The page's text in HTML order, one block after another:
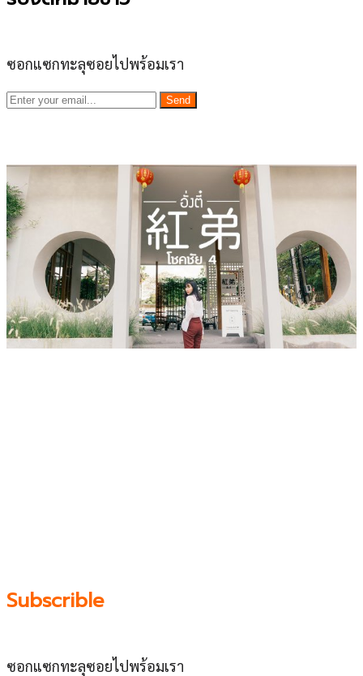
ซอกแซกทะลุซอยไปพร้อมเรา
Send
Subscrible
ซอกแซกทะลุซอยไปพร้อมเรา